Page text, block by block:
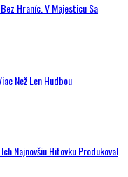
Hraníc. V Majesticu Sa
Než Len Hudbou
Najnovšiu Hitovku Produkoval